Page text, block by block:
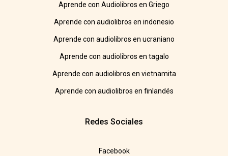
Aprende con Audiolibros en Griego
Aprende con audiolibros en indonesio
Aprende con audiolibros en ucraniano
Aprende con audiolibros en tagalo
Aprende con audiolibros en vietnamita
Aprende con audiolibros en finlandés
Redes Sociales
Facebook